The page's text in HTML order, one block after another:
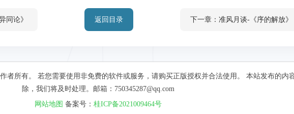
同论》 返回目录 下一章：准风月谈-《序的解放
者所有。 若您需要使用非免费的软件或服务，请购买正版授权并合法使用。 本站发布的内
除，我们将及时处理。邮箱：750345287@qq.com
网站地图 备案号： 桂ICP备2021009464号